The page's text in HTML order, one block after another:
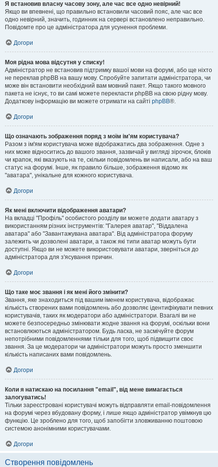
Я встановив власну часову зону, але час все одно невірний!
Якщо ви впевнені, що правильно встановили часовий пояс, але час все
одно невірний, значить, годинник на сервері встановлено неправильно.
Повідомте про це адміністратора для усунення проблеми.
Догори
Моя рідна мова відсутня у списку!
Адміністратор не встановив підтримку вашої мови на форумі, або ще ніхто
не переклав phpBB на вашу мову. Спробуйте запитати адміністратора, чи
може він встановити необхідний вам мовний пакет. Якщо такого мовного
пакета не існує, то ви самі можете перекласти phpBB на свою рідну мову.
Додаткову інформацію ви можете отримати на сайті phpBB®.
Догори
Що означають зображення поряд з моїм ім'ям користувача?
Разом з ім'ям користувача може відображатись два зображення. Одне з
них може відноситись до вашого звання, зазвичай у вигляді зірочок, блоків
чи крапок, які вказують на те, скільки повідомлень ви написали, або на ваш
статус на форумі. Інше, як правило більше, зображення відомо як
"аватара", унікальне для кожного користувача.
Догори
Як мені включити відображення аватари?
На вкладці "Профіль" особистого розділу ви можете додати аватару з
використанням різних інструментів: "Галерея аватар", "Віддалена
аватара" або "Завантажувана аватара". Від адміністратора форуму
залежить чи дозволені аватари, а також які типи аватар можуть бути
доступні. Якщо ви не можете використовувати аватари, зверніться до
адміністратора для з'ясування причин.
Догори
Що таке моє звання і як мені його змінити?
Звання, яке знаходиться під вашим іменем користувача, відображає
кількість створених вами повідомлень або дозволяє ідентифікувати певних
користувачів, таких як модератори або адміністратори. Взагалі ви не
можете безпосередньо змінювати жодне звання на форумі, оскільки вони
встановлюються адміністратором. Будь ласка, не засмічуйте форум
непотрібними повідомленнями тільки для того, щоб підвищити своє
звання. За це модератори чи адміністратори можуть просто зменшити
кількість написаних вами повідомлень.
Догори
Коли я натискаю на посилання "email", від мене вимагається
залогуватись!
Тільки зареєстровані користувачі можуть відправляти email-повідомлення
на форумі через вбудовану форму, і лише якщо адміністратор увімкнув цю
функцію. Це зроблено для того, щоб запобігти зловживанню поштовою
системою анонімними користувачами.
Догори
Створення повідомлень